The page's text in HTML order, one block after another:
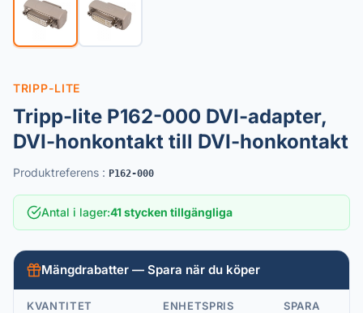
TRIPP-LITE
Tripp-lite P162-000 DVI-adapter,
DVI-honkontakt till DVI-honkontakt
Produktreferens : P162-000
Antal i lager:41 stycken tillgängliga
Mängdrabatter — Spara när du köper
KVANTITET ENHETSPRIS SPARA